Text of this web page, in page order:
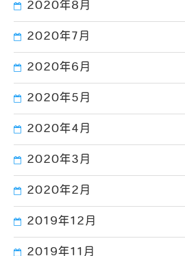
2020年8月
2020年7月
2020年6月
2020年5月
2020年4月
2020年3月
2020年2月
2019年12月
2019年11月